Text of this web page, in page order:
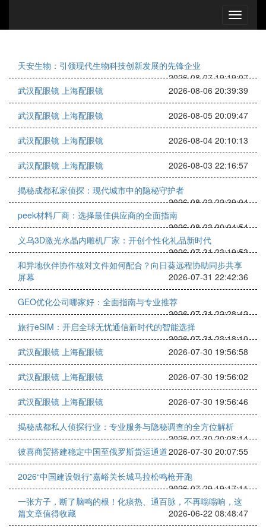
天安生物：引领现代生物科技创新发展的先锋企业
2026-08-07 19:19:07
武汉配眼镜 上海配眼镜
2026-08-06 20:39:39
武汉配眼镜 上海配眼镜 2026-08-05 20:09:47
武汉配眼镜 上海配眼镜 2026-08-04 20:10:13
武汉配眼镜 上海配眼镜 2026-08-03 22:16:57
揭秘成都私家侦探：现代城市中的隐秘守护者
2026-08-03 22:39:04
peek材料厂商：选择最佳供应商的全面指南
2026-08-03 00:04:54
义乌3D激光水晶内雕机厂家：开创个性化礼品新时代
2026-07-31 23:19:53
和异地伙伴协作核对文件如何配合？向日葵远程协助同步共享
屏幕
2026-07-31 22:42:36
GEO优化公司哪家好：全面指南与专业推荐
2026-07-31 22:28:42
旅行eSIM：开启全球无忧通信新时代的智能选择
2026-07-31 23:18:10
武汉配眼镜 上海配眼镜
2026-07-30 19:56:58
武汉配眼镜 上海配眼镜 2026-07-30 19:56:02
武汉配眼镜 上海配眼镜 2026-07-30 19:56:46
揭秘成都私人侦探行业：专业服务与隐秘调查的全方位解析
2026-07-30 20:08:14
彼喜商贸搭建稳定中国至俄罗斯货运通道2026-07-30 20:07:55
2026“中国建设银行”嘉峪关长城马拉松鸣枪开跑
2026-07-29 19:17:11
一张方子，断了脑鸣的根！化痰热、通百脉，不再嗡嗡响，这
篇文章值得收藏
2026-06-22 08:48:47